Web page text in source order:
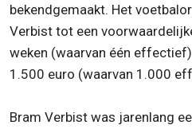
bekendgemaakt. Het
Verbist tot een
weken (waarvan één
1.500 euro (waarvan 1.000
Bram Verbist was jarenlang